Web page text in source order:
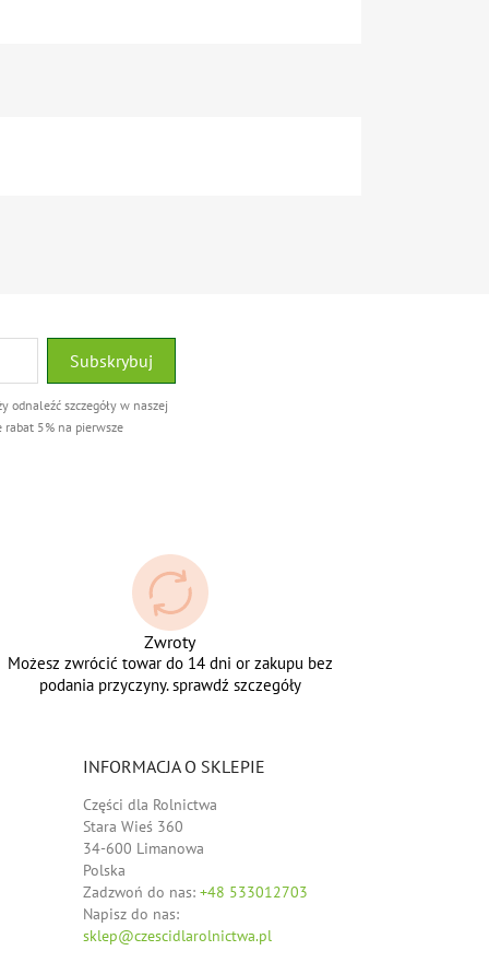
odnaleźć szczegóły w naszej
5% na pierwsze
Zwroty
Możesz zwrócić towar do 14 dni or zakupu bez
podania przyczyny. sprawdź szczegóły
INFORMACJA O SKLEPIE
Części dla Rolnictwa
Stara Wieś 360
34-600 Limanowa
Polska
Zadzwoń do nas: +48 533012703
Napisz do nas:
sklep@czescidlarolnictwa.pl